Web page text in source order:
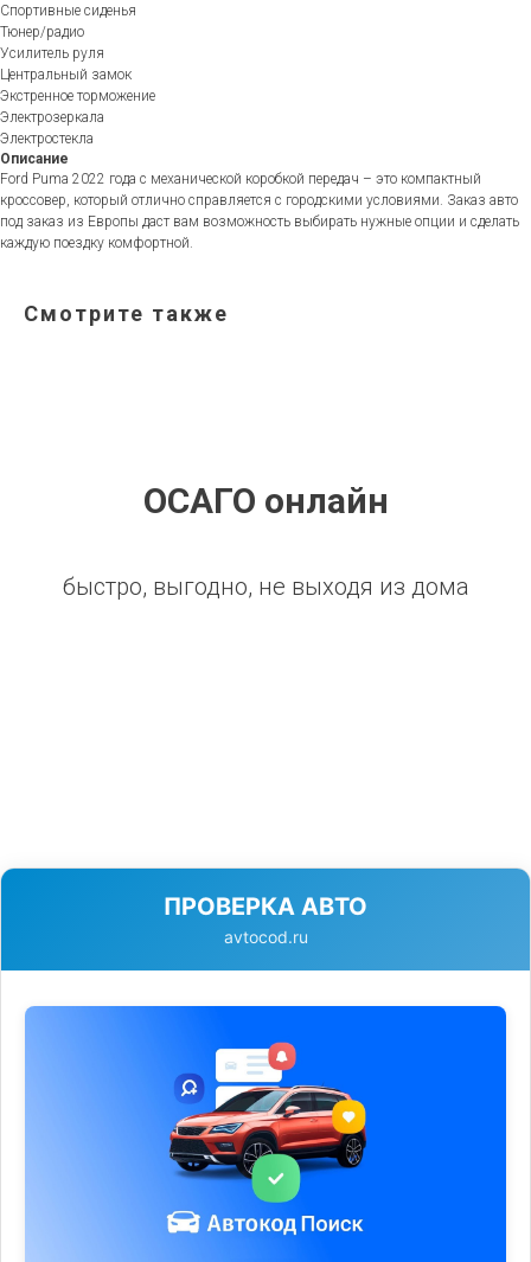
Спортивные сиденья
Тюнер/радио
Усилитель руля
Центральный замок
Экстренное торможение
Электрозеркала
Электростекла
Описание
Ford Puma 2022 года с механической коробкой передач – это компактный
кроссовер, который отлично справляется с городскими условиями. Заказ авто
под заказ из Европы даст вам возможность выбирать нужные опции и сделать
каждую поездку комфортной.
Смотрите также
ОСАГО онлайн
быстро, выгодно, не выходя из дома
ПРОВЕРКА АВТО
avtocod.ru